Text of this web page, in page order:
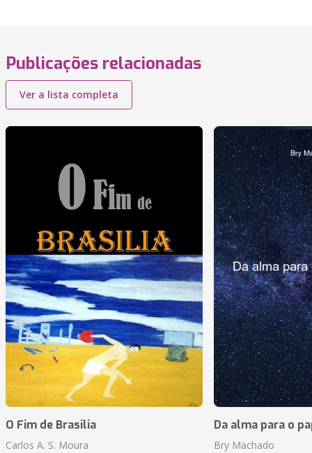
Publicações relacionadas
Ver a lista completa
O Fim de Brasilia
Carlos A. S. Moura
Da alma para o
Bry Machado